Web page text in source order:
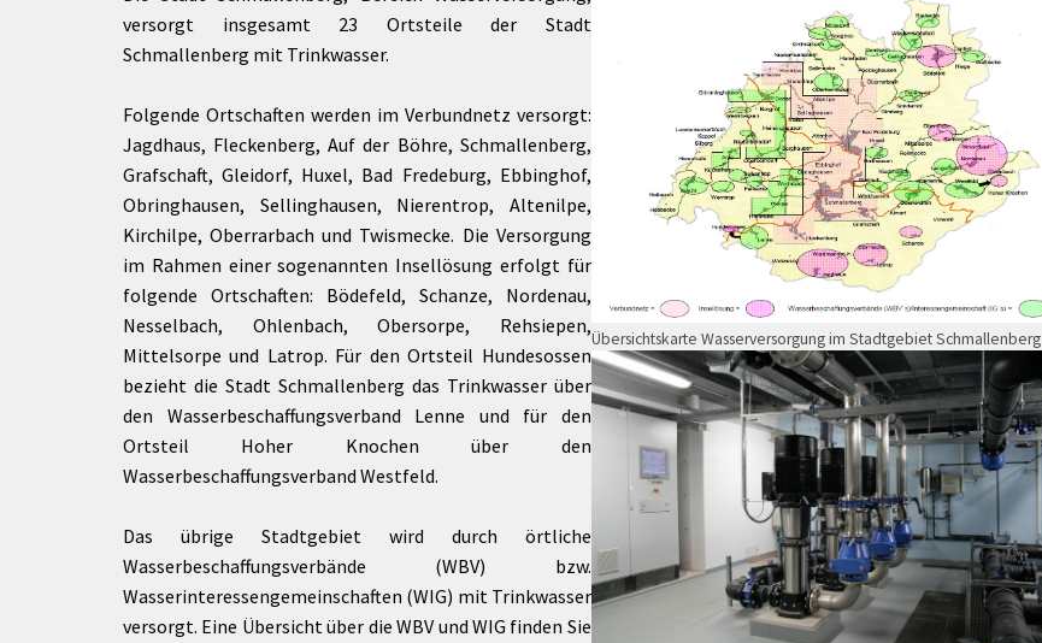
Dienstleistungen
Kontaktpersonen
Steuern &
Gebühren
Ausschreibungen
Jugend gestaltet
Kinderschutz
Maßnahmen zur
Barrierefreiheit
Unterstützung
Brand-, Katastrophen-
und
Bevölkerungsschutz
Übersichtskarte Wasserversorgung im Stadtgebiet Schmallenberg
versorgt insgesamt 23 Ortsteile der Stadt
Schmallenberg mit Trinkwasser.
Folgende Ortschaften werden im Verbundnetz versorgt:
Jagdhaus, Fleckenberg, Auf der Böhre, Schmallenberg,
Grafschaft, Gleidorf, Huxel, Bad Fredeburg, Ebbinghof,
Obringhausen, Sellinghausen, Nierentrop, Altenilpe,
Kirchilpe, Oberrarbach und Twismecke. Die Versorgung
im Rahmen einer sogenannten Insellösung erfolgt für
folgende Ortschaften: Bödefeld, Schanze, Nordenau,
Nesselbach, Ohlenbach, Obersorpe, Rehsiepen,
Mittelsorpe und Latrop. Für den Ortsteil Hundesossen
bezieht die Stadt Schmallenberg das Trinkwasser über
den Wasserbeschaffungsverband Lenne und für den
Ortsteil Hoher Knochen über den
Wasserbeschaffungsverband Westfeld.
Das übrige Stadtgebiet wird durch örtliche
Wasserbeschaffungsverbände (WBV) bzw.
Wasserinteressengemeinschaften (WIG) mit Trinkwasser
versorgt. Eine Übersicht über die WBV und WIG finden Sie